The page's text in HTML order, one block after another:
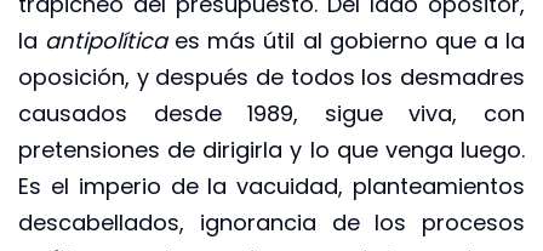
la antipolíticaes más útil al gobierno que a la
oposición, y después de todos los desmadres
causados desde 1989, sigue viva, con
pretensiones de dirigirla y lo que venga luego.
Es el imperio de la vacuidad, planteamientos
descabellados, ignorancia de los procesos